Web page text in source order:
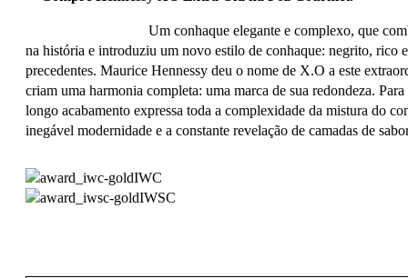
Um conhaque elegante e complexo, que
na história e introduziu um novo estilo de conhaque: negrito, rico
precedentes. Maurice Hennessy deu o nome de X.O a este
criam uma harmonia completa: uma marca de sua redondeza.
longo acabamento expressa toda a complexidade da mistura do
inegável modernidade e a constante revelação de camadas de
IWC
IWSC